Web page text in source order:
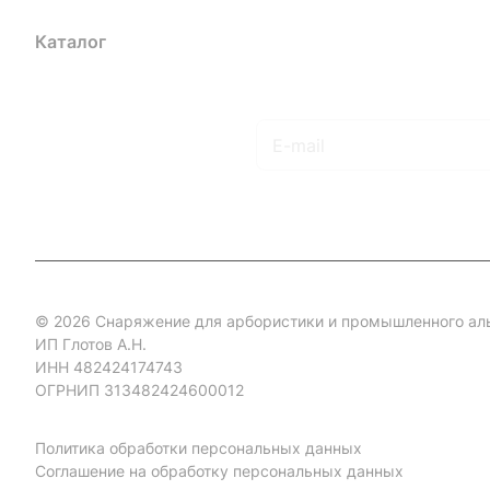
Каталог
© 2026 Снаряжение для арбористики и промышленного
ИП Глотов А.Н.
ИНН 482424174743
ОГРНИП 313482424600012
Политика обработки персональных данных
Соглашение на обработку персональных данных